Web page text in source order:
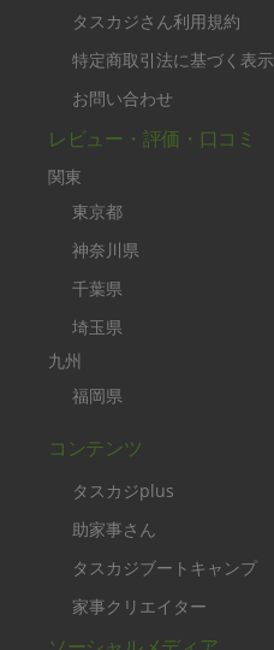
タスカジさん利用規約
特定商取引法に基づく表示
お問い合わせ
レビュー・評価・口コミ
関東
東京都
神奈川県
千葉県
埼玉県
九州
福岡県
コンテンツ
タスカジplus
助家事さん
タスカジブートキャンプ
家事クリエイター